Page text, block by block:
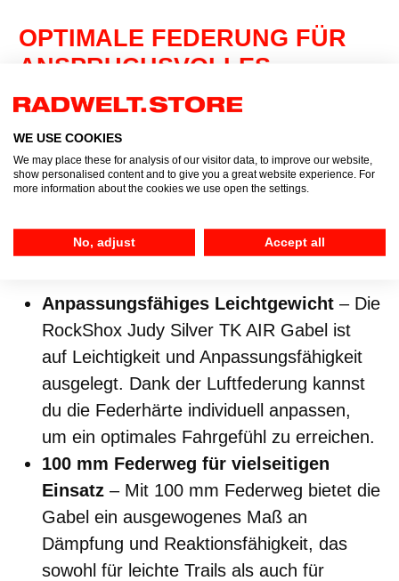
OPTIMALE FEDERUNG FÜR
ANSPRUCHSVOLLES
TERRAIN
Die Federgabel ist ein essenzielles Bauteil für
ein performantesHardtail. Für die Bikes der
CUBE Attention Serie wird dieRockShox
verwendet. Die Vorteile dieser Gabel
Anpassungsfähiges Leichtgewicht – Die
RockShox Judy Silver TK AIR Gabel ist
auf Leichtigkeit und Anpassungsfähigkeit
ausgelegt. Dank der Luftfederung kannst
du die Federhärte individuell anpassen,
um ein optimales Fahrgefühl zu erreichen.
100 mm Federweg für vielseitigen
Einsatz– Mit 100 mm Federweg bietet die
Gabel ein ausgewogenes Maß an
Dämpfung und Reaktionsfähigkeit, das
sowohl für leichte Trails als auch für
WE USE COOKIES
We may place these for analysis of our visitor data, to improve our website,
show personalised content and to give you a great website experience. For
more information about the cookies we use open the settings.
No, adjust Accept all